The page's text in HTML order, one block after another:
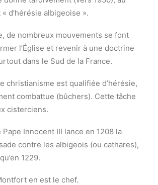
« d’hérésie albigeoise ».
de nombreux mouvements se font
l’Église et revenir à une doctrine
dans le Sud de la France.
christianisme est qualifiée d’hérésie,
combattue (bûchers). Cette tâche
cisterciens.
Pape Innocent III lance en 1208 la
contre les albigeois (ou cathares),
1229.
en est le chef.